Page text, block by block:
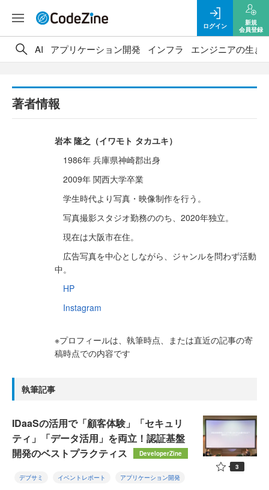
ログイン
新規
会員登録
AI アプリケーション開発 インフラ エンジニアの生き
著者情報
岩本 隆之（イワモト タカユキ）
1986年 兵庫県神崎郡出身
2009年 関西大学卒業
学生時代より写真・映像制作を行う。
写真撮影スタジオ勤務ののち、2020年独立。
現在は大阪市在住。
広告写真を中心としながら、ジャンルを問わず活動
中。
HP
Instagram
※プロフィールは、執筆時点、または直近の記事の寄
稿時点での内容です
執筆記事
IDaaSの活用で「顧客体験」「セキュリ
ティ」「データ活用」を両立！認証基盤
開発のベストプラクティス
DeveloperZine
デブサミ イベントレポート アプリケーション開発
3